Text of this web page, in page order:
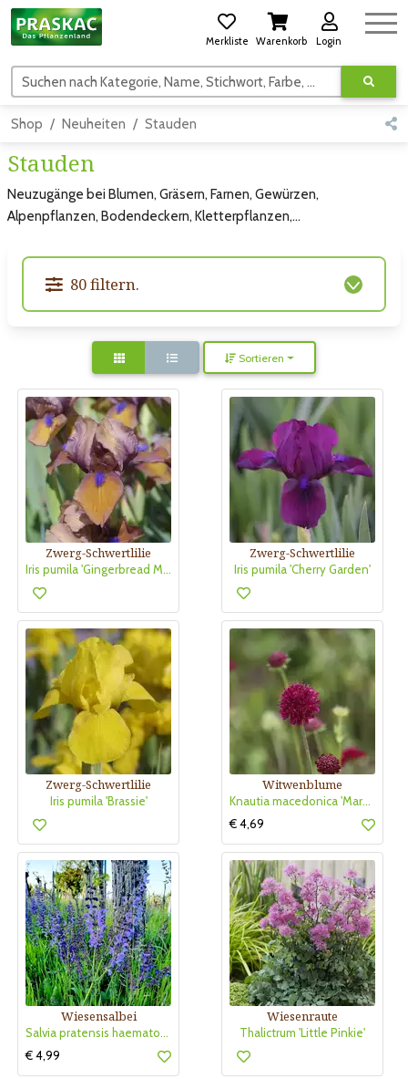
Merkliste Warenkorb Login
Suchen nach Kategorie, Name, Stichwort, Farbe, usw.
Shop Neuheiten Stauden
Stauden
Neuzugänge bei Blumen, Gräsern, Farnen, Gewürzen,
Alpenpflanzen, Bodendeckern, Kletterpflanzen,...
80 filtern.
Sortieren
Zwerg-Schwertlilie
Iris pumila 'Gingerbread Man'
Zwerg-Schwertlilie
Iris pumila 'Cherry Garden'
Zwerg-Schwertlilie
Iris pumila 'Brassie'
Witwenblume
Knautia macedonica 'Mars Midget'
€ 4,69
Wiesensalbei
Salvia pratensis haematodes
€ 4,99
Wiesenraute
Thalictrum 'Little Pinkie'